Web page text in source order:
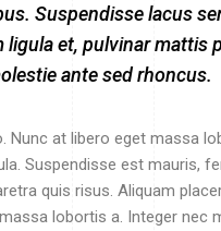
Suspendisse lacus
ligula et, pulvinar mattis
ante sed rhoncus.
Nunc at libero eget massa
Suspendisse est mauris,
quis risus. Aliquam
lobortis a. Integer nec